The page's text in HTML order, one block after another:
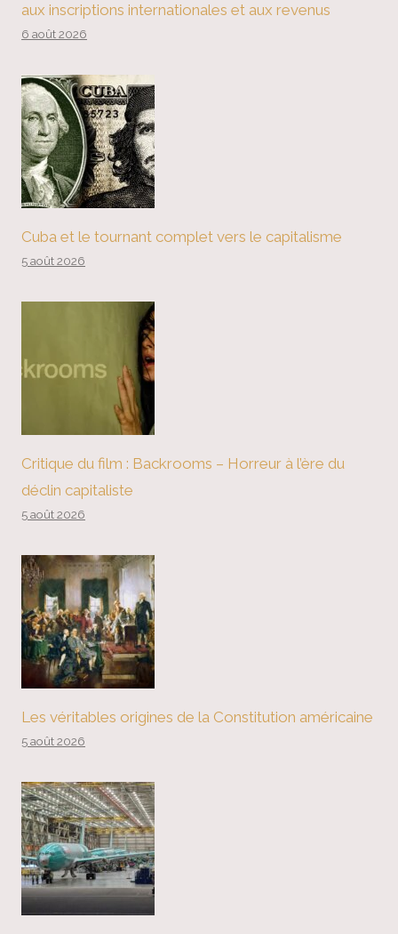
aux inscriptions internationales et aux revenus
6 août 2026
Cuba et le tournant complet vers le capitalisme
5 août 2026
Critique du film : Backrooms – Horreur à l’ère du
déclin capitaliste
5 août 2026
Les véritables origines de la Constitution américaine
5 août 2026